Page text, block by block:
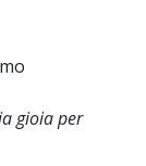
gioia per